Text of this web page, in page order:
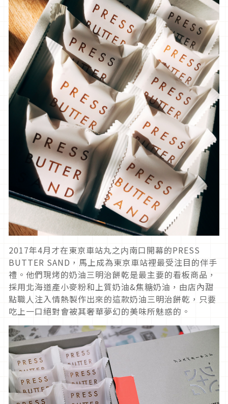
2017年4月才在東京車站丸之内南口開幕的PRESS
BUTTER SAND，馬上成為東京車站裡最受注目的伴手
禮。他們現烤的奶油三明治餅乾是最主要的看板商品，
採用北海道產小麥粉和上質奶油&焦糖奶油，由店內甜
點職人注入情熱製作出來的這款奶油三明治餅乾，只要
吃上一口絕對會被其奢華夢幻的美味所魅惑的。